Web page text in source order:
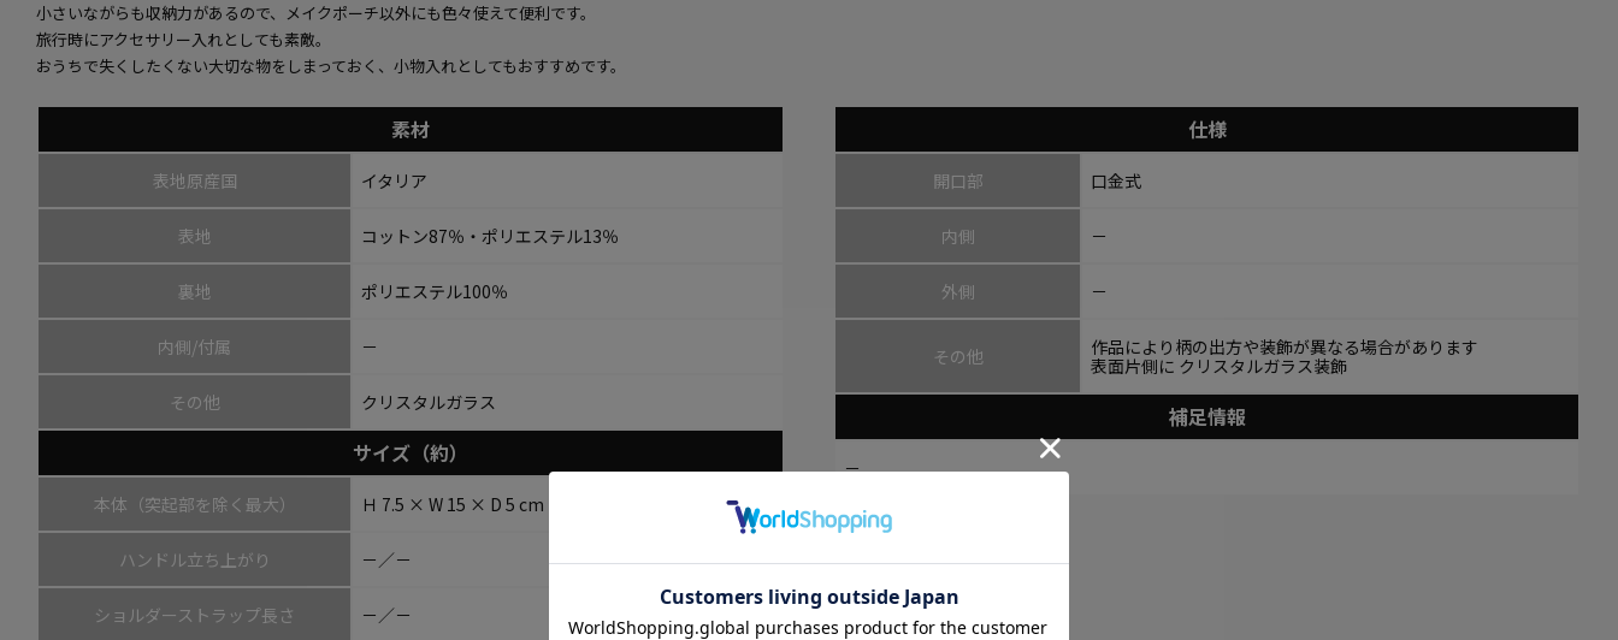
小さいながらも収納力があるので、メイクポーチ以外にも色々使えて便利です。
旅行時にアクセサリー入れとしても素敵。
おうちで失くしたくない大切な物をしまっておく、小物入れとしてもおすすめです。
素材
表地原産国 イタリア
表地 コットン87％・ポリエステル13％
裏地 ポリエステル100％
内側/付属 －
その他 クリスタルガラス
サイズ（約）
本体（突起部を除く最大） Ｈ 7.5 × W 15 × D 5 cm
ハンドル立ち上がり －／－
ショルダーストラップ長さ －／－
仕様
開口部 口金式
内側 －
外側 －
その他
作品により柄の出方や装飾が異なる場合があります
表面片側に クリスタルガラス装飾
補足情報
－